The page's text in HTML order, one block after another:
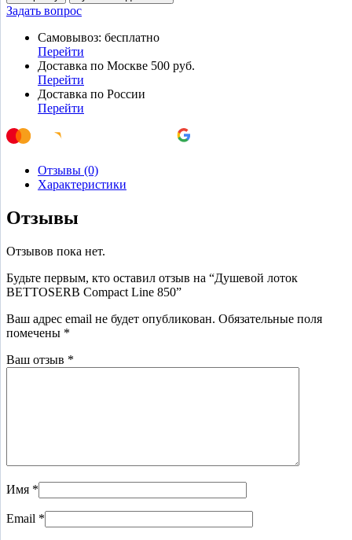
Задать вопрос
Самовывоз: бесплатно
Перейти
Доставка по Москве 500 руб.
Перейти
Доставка по России
Перейти
Отзывы (0)
Характеристики
Отзывы
Отзывов пока нет.
Будьте первым, кто оставил отзыв на “Душевой лоток
BETTOSERB Compact Line 850”
Ваш адрес email не будет опубликован. Обязательные поля
помечены *
Ваш отзыв *
Имя *
Email *